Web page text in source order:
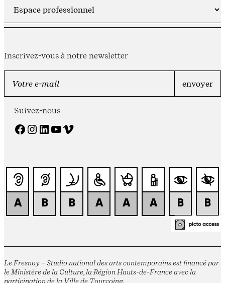
Inscrivez-vous à notre newsletter
Suivez-nous
Facebook Instagram LinkedIn YouTube Vimeo
Le Fresnoy – Studio national des arts contemporains est financé par
le Ministère de la Culture, la Région Hauts-de-France avec la
participation de la Ville de Tourcoing.